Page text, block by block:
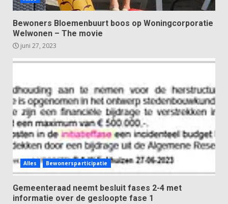
Bewoners Bloemenbuurt boos op Woningcorporatie
Welwonen – The movie
juni 27, 2023
Alles Bewonersparticipatie
Gemeenteraad neemt besluit fases 2-4 met
informatie over de gesloopte fase 1